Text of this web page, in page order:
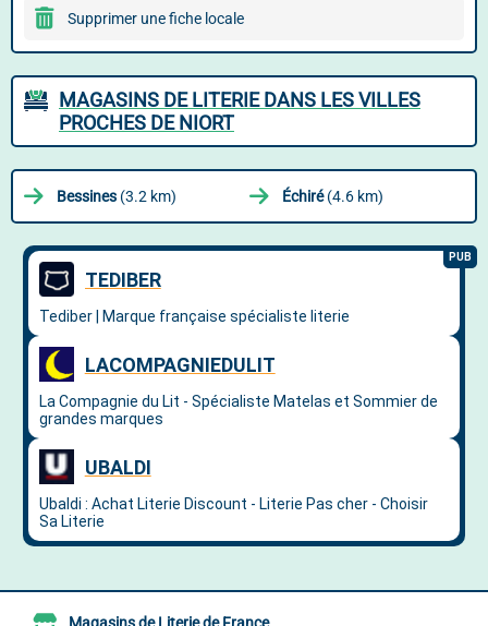
Supprimer une fiche locale
MAGASINS DE LITERIE DANS LES VILLES
PROCHES DE NIORT
Bessines (3.2 km) Échiré(4.6 km)